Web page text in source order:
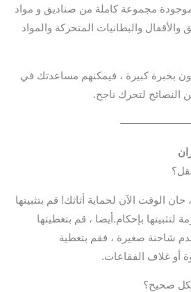
مجموعة كاملة من صناديق و مواد
والأقفال والبطانيات المتحركة والمواد
بخبرة كبيرة ، فيمكنهم مساعدتك في
النصائح لتحرك ناجح.
الوقت الآن لحماية أثاثك! قم بتثبيتها
لتثبيتها بإحكام.أيضا ، قم بتغطيتها
شاحنة صغيرة ، فقم بتغطية
أو غلاف الفقاعات.
صحيح؟